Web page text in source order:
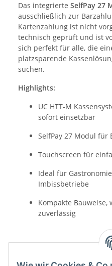
Das integrierte SelfPay 27
ausschließlich zur
Kartenzahlung ist nicht
technisch geprüft und ist
sich perfekt für alle, die
platzsparende
suchen.
Highlights:
UC HTT-M
sofort einsetzbar
SelfPay 27 Modul für
Touchscreen für
Ideal für
Imbissbetriebe
Kompakte
zuverlässig